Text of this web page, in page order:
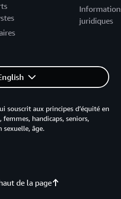
juridiques
de la page
souscrit aux principes d’équité en
handicaps, seniors,
âge.